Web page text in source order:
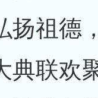
扬祖德
典联欢